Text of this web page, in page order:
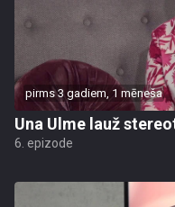
pirms 3 gadiem, 1 mēneša
Una Ulme lauž
6. epizode